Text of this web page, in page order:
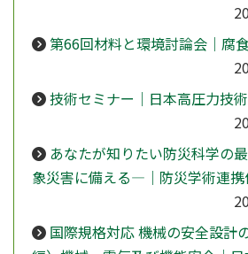
第66回材料と環境討論会｜腐
技術セミナー｜日本高圧力技
あなたが知りたい防災科学の
象災害に備える―｜防災学術連携
国際規格対応 機械の安全設計